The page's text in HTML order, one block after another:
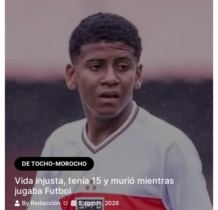
DE TOCHO-MOROCHO
Vida injusta, tenía 15 y murió mientras
jugaba Futbol
ByRedacción 5 agosto, 2026